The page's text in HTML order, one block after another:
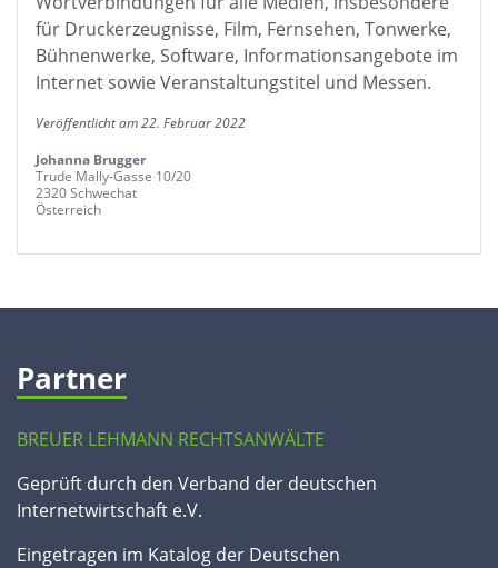
für Druckerzeugnisse, Film, Fernsehen, Tonwerke,
Bühnenwerke, Software, Informationsangebote im
Internet sowie Veranstaltungstitel und Messen.
Veröffentlicht am 22. Februar 2022
Johanna Brugger
Trude Mally-Gasse 10/20
2320 Schwechat
Österreich
Partner
BREUER LEHMANN RECHTSANWÄLTE
Geprüft durch den Verband der deutschen
Internetwirtschaft e.V.
Eingetragen im Katalog der Deutschen